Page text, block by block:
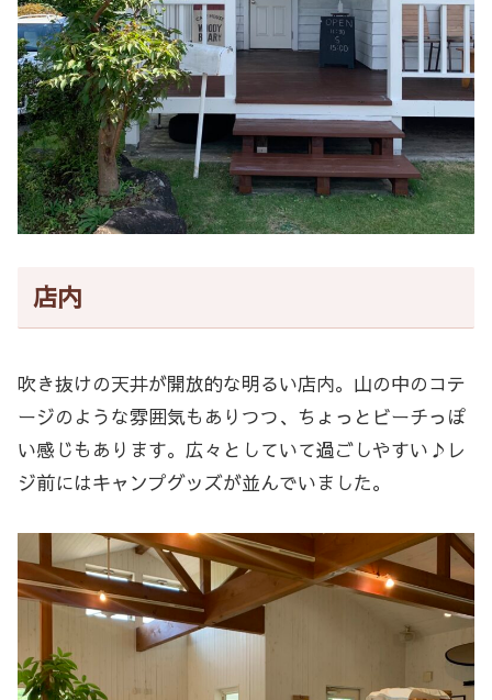
店内
吹き抜けの天井が開放的な明るい店内。山の中のコテ
ージのような雰囲気もありつつ、ちょっとビーチっぽ
い感じもあります。広々としていて過ごしやすい♪レ
ジ前にはキャンプグッズが並んでいました。